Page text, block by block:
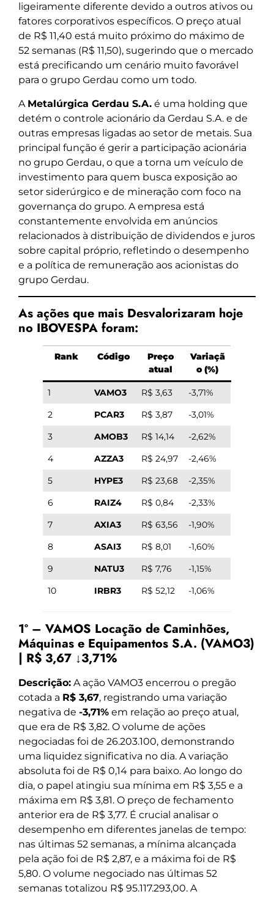
ligeiramente diferente devido a outros ativos ou
fatores corporativos específicos. O preço atual
de R$ 11,40 está muito próximo do máximo de
52 semanas (R$ 11,50), sugerindo que o mercado
está precificando um cenário muito favorável
para o grupo Gerdau como um todo.
A Metalúrgica Gerdau S.A. é uma holding que
detém o controle acionário da Gerdau S.A. e de
outras empresas ligadas ao setor de metais. Sua
principal função é gerir a participação acionária
no grupo Gerdau, o que a torna um veículo de
investimento para quem busca exposição ao
setor siderúrgico e de mineração com foco na
governança do grupo. A empresa está
constantemente envolvida em anúncios
relacionados à distribuição de dividendos e juros
sobre capital próprio, refletindo o desempenho
e a política de remuneração aos acionistas do
grupo Gerdau.
As ações que mais Desvalorizaram hoje
no IBOVESPA foram:
Rank Código
Preço
atual
Variaçã
o (%)
1 VAMO3 R$ 3,63
-3,71%
2
PCAR3 R$ 3,87
-3,01%
3
AMOB3 R$ 14,14
-2,62%
4
AZZA3 R$ 24,97
-2,46%
5
HYPE3 R$ 23,68
-2,35%
6
RAIZ4 R$ 0,84
-2,33%
7
AXIA3 R$ 63,56
-1,90%
8
ASAI3 R$ 8,01
-1,60%
9
NATU3 R$ 7,76
-1,15%
10
IRBR3 R$ 52,12 -1,06%
1º – VAMOS Locação de Caminhões,
Máquinas e Equipamentos S.A. (VAMO3)
| R$ 3,67 ↓3,71%
Descrição: A ação VAMO3 encerrou o pregão
cotada a R$ 3,67, registrando uma variação
negativa de -3,71% em relação ao preço atual,
que era de R$ 3,82. O volume de ações
negociadas foi de 26.203.100, demonstrando
uma liquidez significativa no dia. A variação
absoluta foi de R$ 0,14 para baixo. Ao longo do
dia, o papel atingiu sua mínima em R$ 3,55 e a
máxima em R$ 3,81. O preço de fechamento
anterior era de R$ 3,77. É crucial analisar o
desempenho em diferentes janelas de tempo:
nas últimas 52 semanas, a mínima alcançada
pela ação foi de R$ 2,87, e a máxima foi de R$
5,80. O volume negociado nas últimas 52
semanas totalizou R$ 95.117.293,00. A